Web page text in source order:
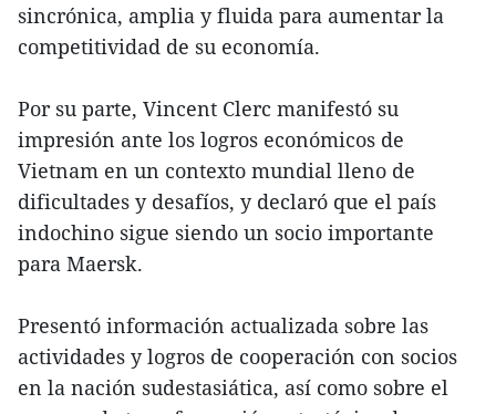
sincrónica, amplia y fluida para aumentar la
competitividad de su economía.
Por su parte, Vincent Clerc manifestó su
impresión ante los logros económicos de
Vietnam en un contexto mundial lleno de
dificultades y desafíos, y declaró que el país
indochino sigue siendo un socio importante
para Maersk.
Presentó información actualizada sobre las
actividades y logros de cooperación con socios
en la nación sudestasiática, así como sobre el